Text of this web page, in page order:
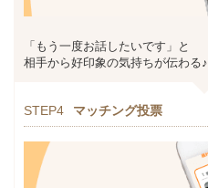
「もう一度お話したいです」と
相手から好印象の気持ちが伝わる♪
STEP4 マッチング投票